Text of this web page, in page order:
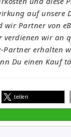
auf unsere
wir Partner von
verdienen wir an
Partner erhalten
Du einen Kauf
teilen